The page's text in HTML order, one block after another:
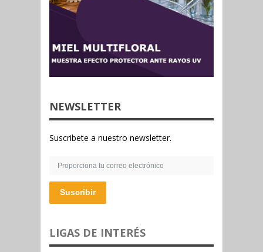
NEWSLETTER
Suscribete a nuestro newsletter.
Suscribir
LIGAS DE INTERÉS